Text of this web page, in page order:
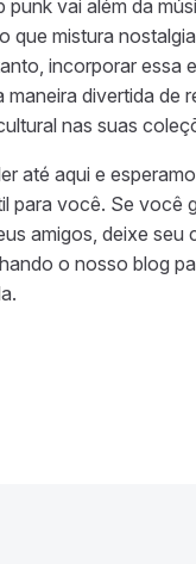
vai além da
que mistura
incorporar essa
maneira divertida de
nas suas
até aqui e
para você. Se você
amigos, deixe seu
o nosso blog